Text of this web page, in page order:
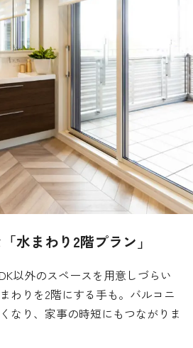
水まわり2階プラン」
以外のスペースを用意しづらい
わりを2階にする手も。 バルコニ
なり、家事の時短にもつながりま